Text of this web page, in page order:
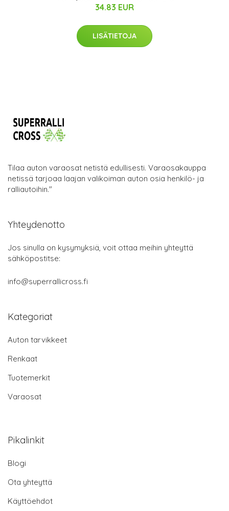
34.83 EUR
LISÄTIETOJA
Tilaa auton varaosat netistä edullisesti. Varaosakauppa
netissä tarjoaa laajan valikoiman auton osia henkilö- ja
ralliautoihin."
Yhteydenotto
Jos sinulla on kysymyksiä, voit ottaa meihin yhteyttä
sähköpostitse:
info@superrallicross.fi
Kategoriat
Auton tarvikkeet
Renkaat
Tuotemerkit
Varaosat
Pikalinkit
Blogi
Ota yhteyttä
Käyttöehdot